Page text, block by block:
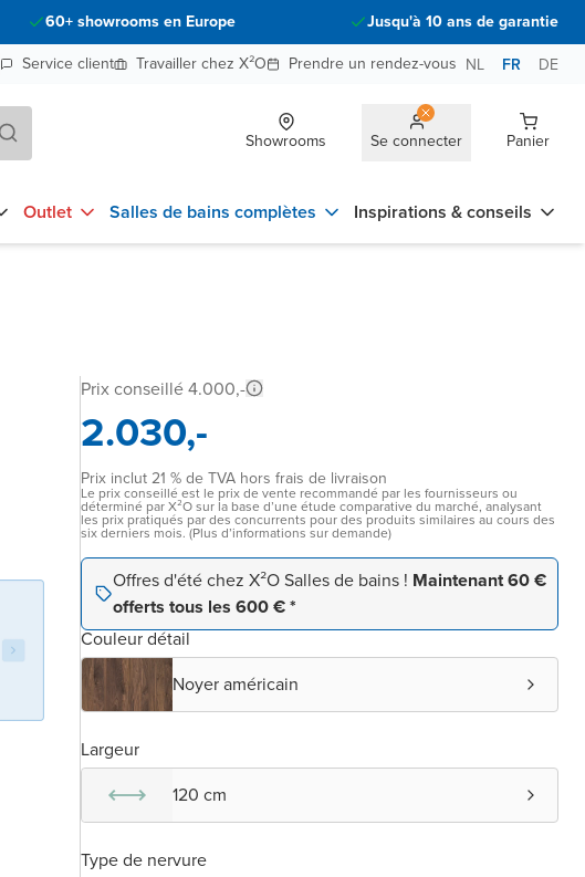
60+ showrooms en Europe
Jusqu'à 10 ans de garantie
Service client Travailler chez X²O Prendre un rendez-vous NL FR DE
Showrooms Se connecter Panier
Outlet Salles de bains complètes Inspirations & conseils
Prix conseillé 4.000,-
2.030,-
Prix inclut 21 % de TVA hors frais de livraison
Le prix conseillé est le prix de vente recommandé par les fournisseurs ou
déterminé par X²O sur la base d’une étude comparative du marché, analysant
les prix pratiqués par des concurrents pour des produits similaires au cours des
six derniers mois. (Plus d’informations sur demande)
Offres d'été chez X²O Salles de bains ! Maintenant 60 €
offerts tous les 600 € *
Couleur détail
Noyer américain
Largeur
120 cm
Type de nervure